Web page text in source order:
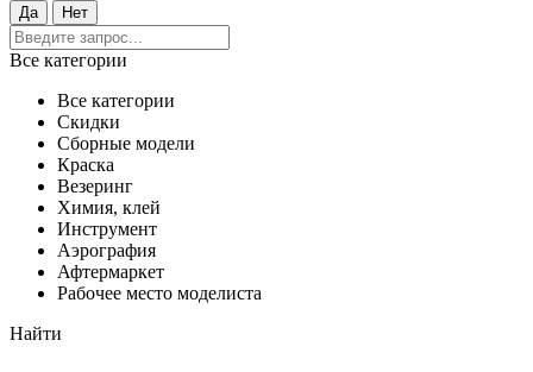
Все категории
Все категории
Скидки
Сборные модели
Краска
Везеринг
Химия, клей
Инструмент
Аэрография
Афтермаркет
Рабочее место моделиста
Найти